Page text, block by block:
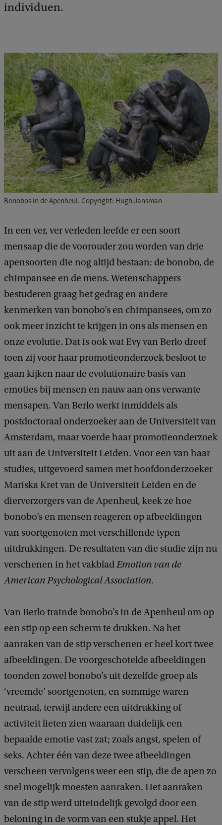
individuen.
Bonobos in de Apenheul. Copyright: Hugh Jansman
In een ver, ver verleden leefde er een soort
mensaap die de voorouder zou worden van drie
apensoorten die nog altijd bestaan: de bonobo, de
chimpansee en de mens. Wetenschappers
bestuderen graag het gedrag en andere
kenmerken van bonobo’s en chimpansees, om zo
ook meer inzicht te krijgen in ons als mensen en
onze evolutie. Dat is ook wat Evy van Berlo dreef
toen zij voor haar promotieonderzoek besloot te
gaan kijken naar de evolutionaire basis van
emoties bij mensen en nauw aan ons verwante
mensapen. Van Berlo werkt inmiddels als
postdoctoraal onderzoeker aan de Universiteit van
Amsterdam, maar voerde haar promotieonderzoek
uit aan de Universiteit Leiden. Voor een van haar
studies, uitgevoerd samen met hoofdonderzoeker
Mariska Kret van de Universiteit Leiden en de
dierverzorgers van de Apenheul, keek ze hoe
bonobo’s en mensen reageren op afbeeldingen
van soortgenoten met verschillende typen
uitdrukkingen. De resultaten van die studie zijn nu
verschenen in het vakbladEmotion van de
American Psychological Association.
Van Berlo trainde bonobo’s in de Apenheul om op
een stip op een scherm te drukken. Na het
aanraken van de stip verschenen er heel kort twee
afbeeldingen. De voorgeschotelde afbeeldingen
toonden zowel bonobo’s uit dezelfde groep als
‘vreemde’ soortgenoten, en sommige waren
neutraal, terwijl andere een uitdrukking of
activiteit lieten zien waaraan duidelijk een
bepaalde emotie vast zat; zoals angst, spelen of
seks. Achter één van deze twee afbeeldingen
verscheen vervolgens weer een stip, die de apen zo
snel mogelijk moesten aanraken. Het aanraken
van de stip werd uiteindelijk gevolgd door een
beloning in de vorm van een stukje appel. Het